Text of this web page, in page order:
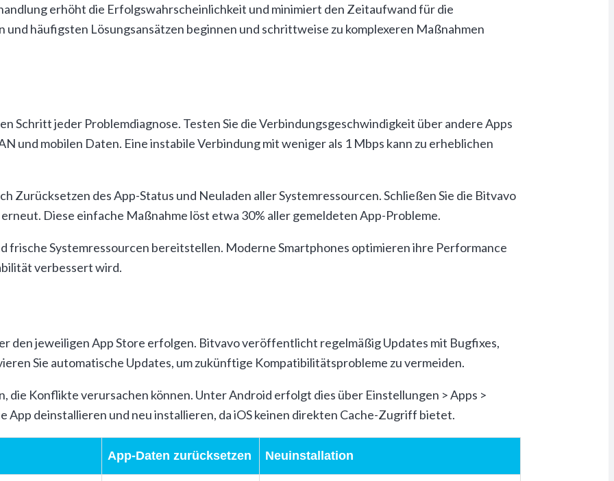
erhöht die Erfolgswahrscheinlichkeit und minimiert den Zeitaufwand für die
häufigsten Lösungsansätzen beginnen und schrittweise zu komplexeren Maßnahmen
jeder Problemdiagnose. Testen Sie die Verbindungsgeschwindigkeit über andere Apps
und mobilen Daten. Eine instabile Verbindung mit weniger als 1 Mbps kann zu erheblichen
Zurücksetzen des App-Status und Neuladen aller Systemressourcen. Schließen Sie die Bitvavo
Diese einfache Maßnahme löst etwa 30% aller gemeldeten App-Probleme.
frische Systemressourcen bereitstellen. Moderne Smartphones optimieren ihre Performance
verbessert wird.
den jeweiligen App Store erfolgen. Bitvavo veröffentlicht regelmäßig Updates mit Bugfixes,
Sie automatische Updates, um zukünftige Kompatibilitätsprobleme zu vermeiden.
die Konflikte verursachen können. Unter Android erfolgt dies über Einstellungen > Apps >
App deinstallieren und neu installieren, da iOS keinen direkten Cache-Zugriff bietet.
App-Daten zurücksetzen Neuinstallation